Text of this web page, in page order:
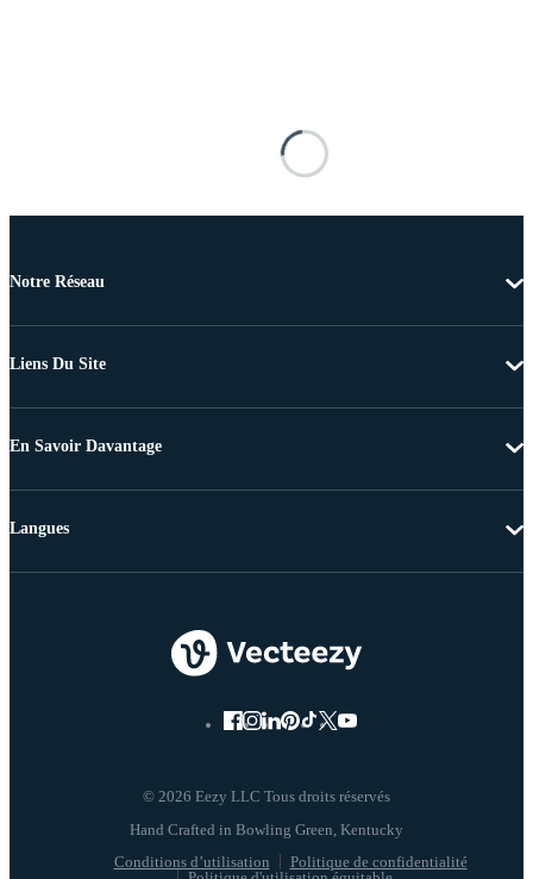
Notre Réseau
Liens Du Site
En Savoir Davantage
© 2026 Eezy LLC Tous droits réservés
Conditions d’utilisation
Politique de confidentialité
Langues